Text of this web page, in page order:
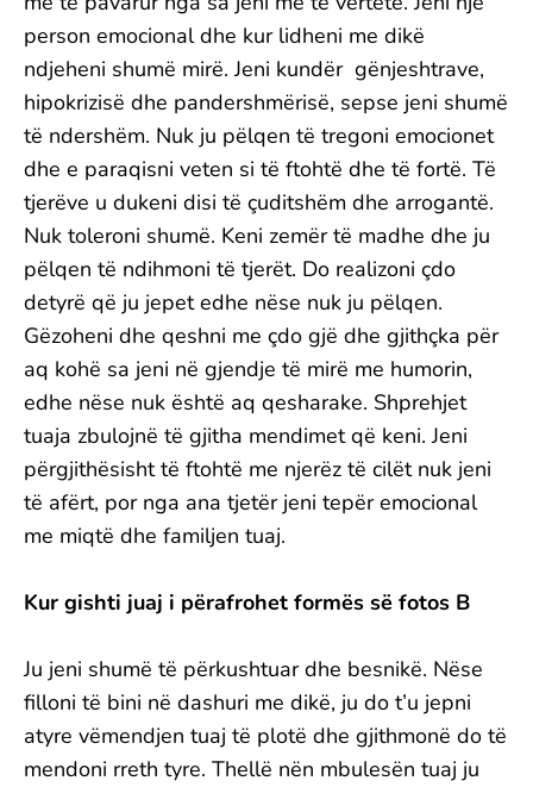
person emocional dhe kur lidheni me dikë
ndjeheni shumë mirë. Jeni kundër gënjeshtrave,
hipokrizisë dhe pandershmërisë, sepse jeni shumë
të ndershëm. Nuk ju pëlqen të tregoni emocionet
dhe e paraqisni veten si të ftohtë dhe të fortë. Të
tjerëve u dukeni disi të çuditshëm dhe arrogantë.
Nuk toleroni shumë. Keni zemër të madhe dhe ju
pëlqen të ndihmoni të tjerët. Do realizoni çdo
detyrë që ju jepet edhe nëse nuk ju pëlqen.
Gëzoheni dhe qeshni me çdo gjë dhe gjithçka për
aq kohë sa jeni në gjendje të mirë me humorin,
edhe nëse nuk është aq qesharake. Shprehjet
tuaja zbulojnë të gjitha mendimet që keni. Jeni
përgjithësisht të ftohtë me njerëz të cilët nuk jeni
të afërt, por nga ana tjetër jeni tepër emocional
me miqtë dhe familjen tuaj.
Kur gishti juaj i përafrohet formës së fotos B
Ju jeni shumë të përkushtuar dhe besnikë. Nëse
filloni të bini në dashuri me dikë, ju do t’u jepni
atyre vëmendjen tuaj të plotë dhe gjithmonë do të
mendoni rreth tyre. Thellë nën mbulesën tuaj ju